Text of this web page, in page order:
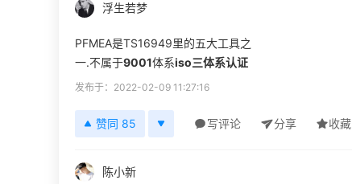
浮生若梦
PFMEA是TS16949里的五大工具之
一.不属于9001体系iso三体系认证
发布于：2022-02-09 11:27:16
赞同 85 写评论 分享 收藏
陈小新